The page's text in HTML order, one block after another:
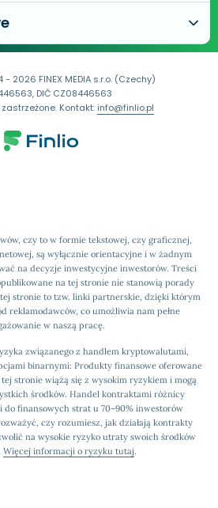
czy to w formie tekstowej, czy graficznej,
są wyłącznie orientacyjne i w żadnym
na decyzje inwestycyjne inwestorów. Treści
na tej stronie nie stanowią porady
stronie to tzw. linki partnerskie, dzięki którym
reklamodawców, co umożliwia nam pełne
w naszą pracę.
związanego z handlem kryptowalutami,
binarnymi: Produkty finansowe oferowane
stronie wiążą się z wysokim ryzykiem i mogą
środków. Handel kontraktami różnicy
do finansowych strat u 70–90% inwestorów
czy rozumiesz, jak działają kontrakty
na wysokie ryzyko utraty swoich środków
Więcej informacji o ryzyku tutaj.
2026 FINEX MEDIA s.r.o. (Czechy)
DIČ CZ08446563
Kontakt:info@finlio.pl